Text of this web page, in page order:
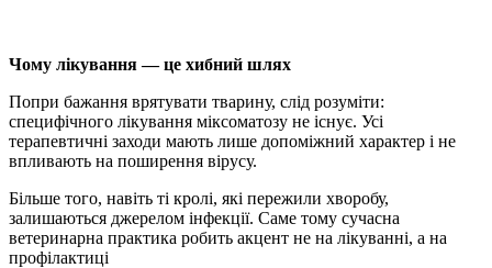
Чому лікування — це хибний шлях
Попри бажання врятувати тварину, слід розуміти:
специфічного лікування міксоматозу не існує. Усі
терапевтичні заходи мають лише допоміжний характер і не
впливають на поширення вірусу.
Більше того, навіть ті кролі, які пережили хворобу,
залишаються джерелом інфекції. Саме тому сучасна
ветеринарна практика робить акцент не на лікуванні, а на
профілактиці